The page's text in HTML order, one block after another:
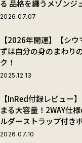
る 品格を纏うメゾンジ
2026.07.07
【2026年開運】【シ
ずは自分の身のまわり
ク！
2025.12.13
【InRed付録レビュー
まる大容量！2WAY仕
ルダーストラップ付き
が夏旅におすすめな理由
2026.07.10